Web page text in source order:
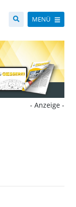
MENÜ
- Anzeige -